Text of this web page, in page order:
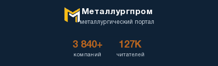
Металлургпром
металлургический портал
3 840+
компаний
127K
читателей